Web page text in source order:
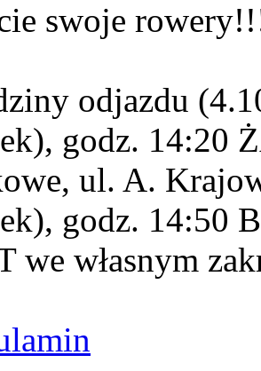
swoje
odjazdu
godz. 14:20
ul. A.
godz. 14:50
we własnym